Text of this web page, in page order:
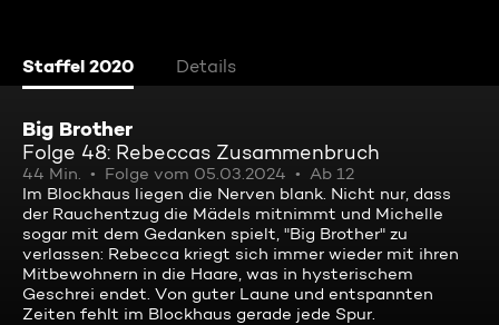
Staffel 2020 Details
Big Brother
Folge 48: Rebeccas Zusammenbruch
44 Min. Folge vom 05.03.2024
Ab 12
Im Blockhaus liegen die Nerven blank. Nicht nur, dass
der Rauchentzug die Mädels mitnimmt und Michelle
sogar mit dem Gedanken spielt, "Big Brother" zu
verlassen: Rebecca kriegt sich immer wieder mit ihren
Mitbewohnern in die Haare, was in hysterischem
Geschrei endet. Von guter Laune und entspannten
Zeiten fehlt im Blockhaus gerade jede Spur.